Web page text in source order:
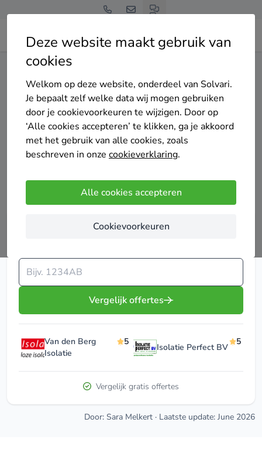
Deze website maakt gebruik van
cookies
Welkom op deze website, onderdeel van Solvari.
Je bepaalt zelf welke data wij mogen gebruiken
door je cookievoorkeuren te wijzigen. Door op
‘Alle cookies accepteren’ te klikken, ga je akkoord
met het gebruik van alle cookies, zoals
beschreven in onze cookieverklaring.
Alle cookies accepteren
Cookievoorkeuren
Home Spouwmuurisolatie
Spouwmuurisolatie
Wil jij direct besparen op je energierekening zonder gedoe
of een grote verbouwing? Spouwmuurisolatie is een van
om je woning te verduurzamen.
Vul je postcode in
Vergelijk offertes
Van den Berg
Isolatie
5
Isolatie Perfect BV
5
Vergelijk gratis offertes
Door: Sara Melkert · Laatste update: June 2026